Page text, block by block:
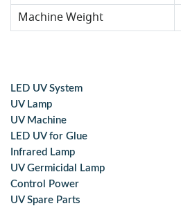
Machine Weight
LED UV System
UV Lamp
UV Machine
LED UV for Glue
Infrared Lamp
UV Germicidal Lamp
Control Power
UV Spare Parts